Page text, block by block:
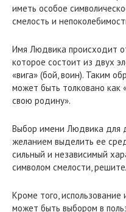
иметь особое
смелость и
Имя Людвика происходит
которое состоит из двух
«вига» (бой, воин). Таким
может быть толковано как
свою родину».
Выбор имени Людвика для
желанием выделить ее
сильный и независимый
символом смелости,
Кроме того,
может быть выбором в